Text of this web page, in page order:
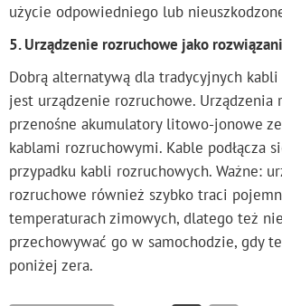
użycie odpowiedniego lub
5. Urządzenie rozruchowe jako
Dobrą alternatywą dla tradycyjnych
jest urządzenie rozruchowe. Urządzenia
przenośne akumulatory litowo-jonowe
kablami rozruchowymi. Kable podłącza
przypadku kabli rozruchowych. Ważne:
rozruchowe również szybko traci
temperaturach zimowych, dlatego też
przechowywać go w samochodzie, gdy
poniżej zera.